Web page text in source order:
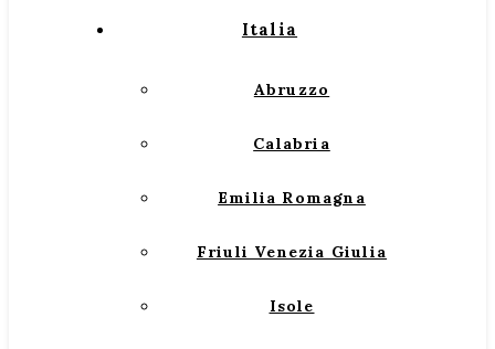
Italia
Abruzzo
Calabria
Emilia Romagna
Friuli Venezia Giulia
Isole